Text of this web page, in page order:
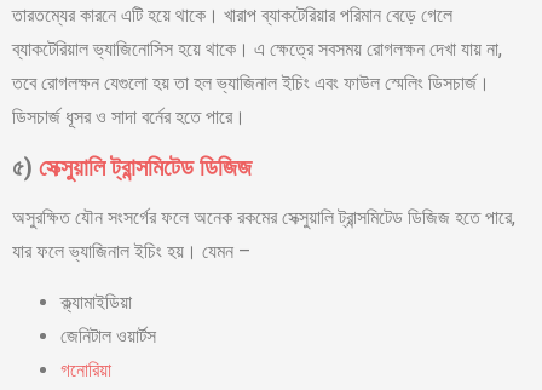
তারতম্যের কারনে এটি হয়ে থাকে। খারাপ ব্যাকটেরিয়ার পরিমান বেড়ে গেলে
ব্যাকটেরিয়াল ভ্যাজিনোসিস হয়ে থাকে। এ ক্ষেত্রে সবসময় রোগলক্ষন দেখা যায় না,
তবে রোগলক্ষন যেগুলো হয় তা হল ভ্যাজিনাল ইচিং এবং ফাউল স্মেলিং ডিসচার্জ।
ডিসচার্জ ধূসর ও সাদা বর্নের হতে পারে।
৫) সেক্সুয়ালি ট্রান্সমিটেড ডিজিজ
অসুরক্ষিত যৌন সংসর্গের ফলে অনেক রকমের সেক্সুয়ালি ট্রান্সমিটেড ডিজিজ হতে পারে,
যার ফলে ভ্যাজিনাল ইচিং হয়। যেমন –
ক্ল্যামাইডিয়া
জেনিটাল ওয়ার্টস
গনোরিয়া